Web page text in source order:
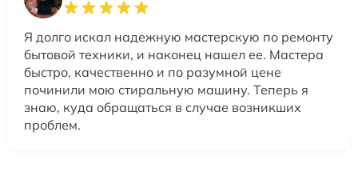
Я долго искал надежную мастерскую по ремонту
бытовой техники, и наконец нашел ее. Мастера
быстро, качественно и по разумной цене
починили мою стиральную машину. Теперь я
знаю, куда обращаться в случае возникших
проблем.